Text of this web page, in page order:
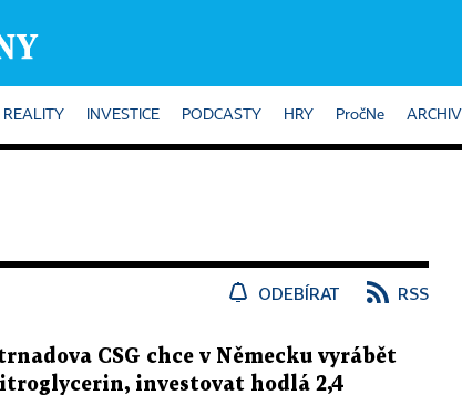
REALITY INVESTICE PODCASTY HRY PročNe ARCHIV
ODEBÍRAT RSS
CSG chce v Německu vyrábět
investovat hodlá 2,4